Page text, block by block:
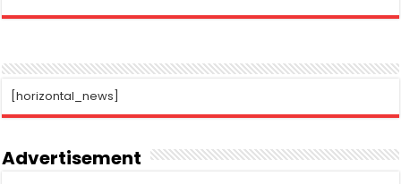
[horizontal_news]
Advertisement